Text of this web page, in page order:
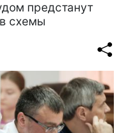
предстанут
схемы